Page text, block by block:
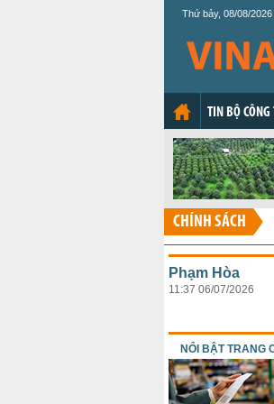
Thứ bảy, 08/08/
TIN BỘ CÔNG
CHÍNH SÁCH
Phạm Hòa
11:37 06/07/2026
NỔI BẬT TRANG